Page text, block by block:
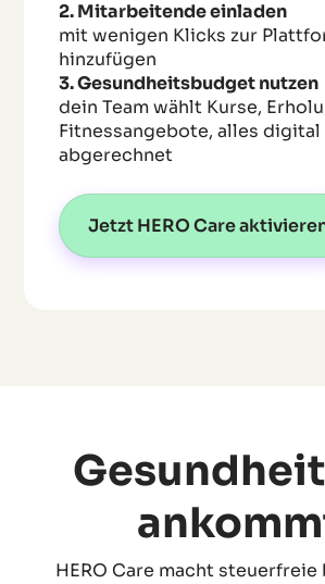
2. Mitarbeitende einladen
mit wenigen Klicks zur
hinzufügen
3. Gesundheitsbudget nutzen
dein Team wählt Kurse,
Fitnessangebote, alles digital
abgerechnet
Jetzt HERO Care
HERO Care macht